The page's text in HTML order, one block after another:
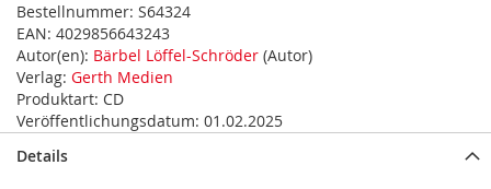
Bestellnummer: S64324
EAN: 4029856643243
Autor(en): Bärbel Löffel-Schröder (Autor)
Verlag: Gerth Medien
Produktart: CD
Veröffentlichungsdatum: 01.02.2025
Details